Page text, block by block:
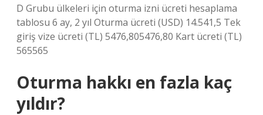
D Grubu ülkeleri için oturma izni ücreti hesaplama
tablosu 6 ay, 2 yıl Oturma ücreti (USD) 14.541,5 Tek
giriş vize ücreti (TL) 5476,805476,80 Kart ücreti (TL)
565565
Oturma hakkı en fazla kaç
yıldır?